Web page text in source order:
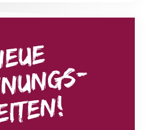
ab 1. August 2026